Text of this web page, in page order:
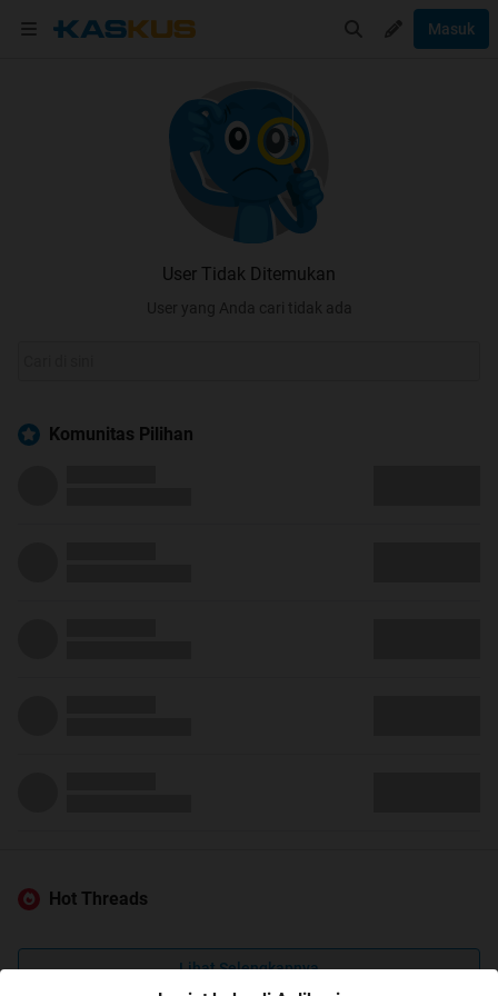
Masuk
User Tidak Ditemukan
User yang Anda cari tidak ada
Komunitas Pilihan
Hot Threads
Lihat Selengkapnya